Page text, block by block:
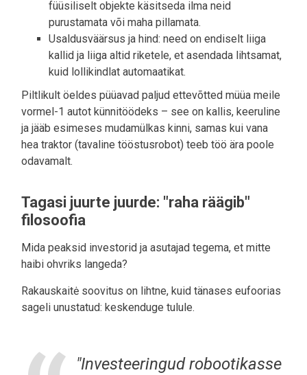
füüsiliselt objekte käsitseda ilma neid
purustamata või maha pillamata.
Usaldusväärsus ja hind: need on endiselt liiga
kallid ja liiga altid riketele, et asendada lihtsamat,
kuid lollikindlat automaatikat.
Piltlikult öeldes püüavad paljud ettevõtted müüa meile
vormel-1 autot künnitöödeks – see on kallis, keeruline
ja jääb esimeses mudamülkas kinni, samas kui vana
hea traktor (tavaline tööstusrobot) teeb töö ära poole
odavamalt.
Tagasi juurte juurde: "raha räägib"
filosoofia
Mida peaksid investorid ja asutajad tegema, et mitte
haibi ohvriks langeda?
Rakauskaitė soovitus on lihtne, kuid tänases eufoorias
sageli unustatud: keskenduge tulule.
"Investeeringud robootikasse